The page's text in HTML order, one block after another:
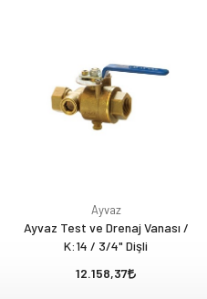
Ayvaz
Ayvaz Test ve Drenaj Vanası /
K:14 / 3/4" Dişli
12.158,37